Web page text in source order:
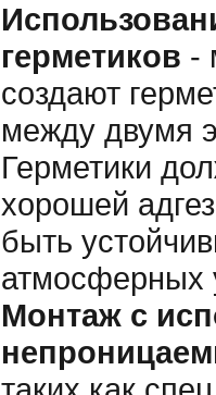
герметиков -
создают
между двумя
Герметики
хорошей
быть
атмосферных
Монтаж с